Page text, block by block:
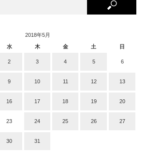
2018年5月
水 木 金 土 日
2 3 4 5 6
9 10 11 12 13
16 17 18 19 20
23 24 25 26 27
30 31